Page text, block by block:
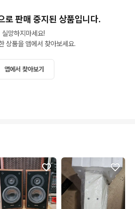
로 판매 중지된 상품입니다.
실망하지마세요!
상품을 앱에서 찾아보세요.
앱에서 찾아보기